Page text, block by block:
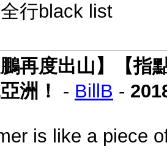
行black list
再度出山】【指
洲！
- BillB -
is like a piece